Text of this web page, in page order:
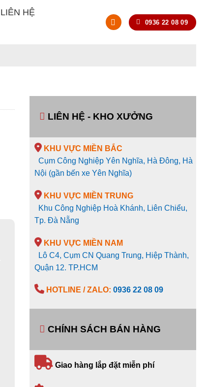
LIÊN HỆ
0936 22 08 09
LIÊN HỆ - KHO XƯỞNG
KHU VỰC MIỀN BẮC
Cụm Công Nghiệp Yên Nghĩa, Hà Đông, Hà
Nội (gần bến xe Yên Nghĩa)
KHU VỰC MIỀN TRUNG
Khu Công Nghiệp Hoà Khánh, Liên Chiểu,
Tp. Đà Nẵng
KHU VỰC MIỀN NAM
Lô C4, Cụm CN Quang Trung, Hiệp Thành,
Quận 12. TP.HCM
HOTLINE / ZALO: 0936 22 08 09
CHÍNH SÁCH BÁN HÀNG
Giao hàng lắp đặt miễn phí